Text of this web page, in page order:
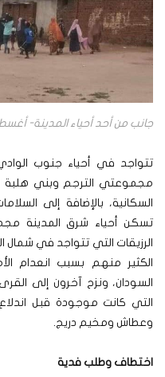
جانب من أحد أحياء المدينة- أغسطس
تتواجد في أحياء جنوب
مجموعتي الترجم وبني هلبة
السكانية، بالإضافة إلى
تسكن أحياء شرق المدينة
الرزيقات التي تتواجد في شمال
الكثير منهم بسبب انعدام
السودان، ونزح آخرون إلى
التي كانت موجودة قبل
وعطاش ومخيم دريج.
اختطاف وطلب فدية